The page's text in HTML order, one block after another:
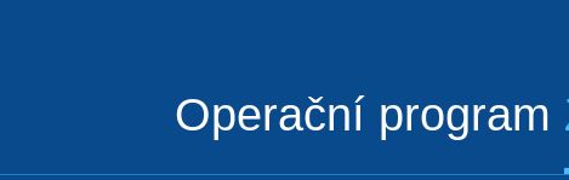
Operační program